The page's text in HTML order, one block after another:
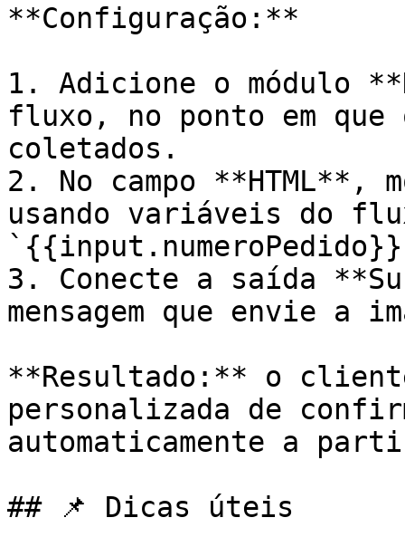
**Configuração:**
1. Adicione o módulo
fluxo, no ponto em que
coletados.
2. No campo **HTML**,
usando variáveis do
3. Conecte a saída
mensagem que envie a
**Resultado:** o cliente
personalizada de
automaticamente a
## 📌 Dicas úteis